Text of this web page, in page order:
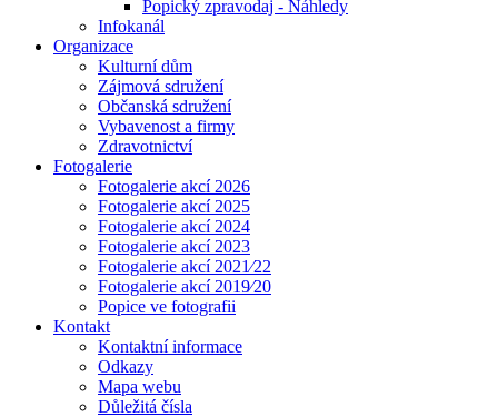
Popický zpravodaj - Náhledy
Infokanál
Organizace
Kulturní dům
Zájmová sdružení
Občanská sdružení
Vybavenost a firmy
Zdravotnictví
Fotogalerie
Fotogalerie akcí 2026
Fotogalerie akcí 2025
Fotogalerie akcí 2024
Fotogalerie akcí 2023
Fotogalerie akcí 2021⁄22
Fotogalerie akcí 2019⁄20
Popice ve fotografii
Kontakt
Kontaktní informace
Odkazy
Mapa webu
Důležitá čísla